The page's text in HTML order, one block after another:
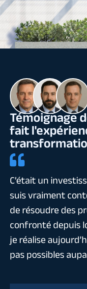
Témoignage
fait
C’était un
suis vraiment
de résoudre des
confronté depuis
je réalise
pas possibles